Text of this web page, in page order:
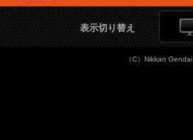
表示切り替え
（C）Nikkan Gendai